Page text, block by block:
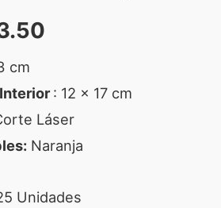
cm
: 12 x 17 cm
Láser
Naranja
Unidades